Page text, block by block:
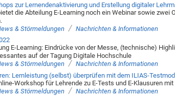
zur Lernendenaktivierung und Erstellung digitaler
die Abteilung E-Learning noch ein Webinar sowie zwei
& Störmeldungen / Nachrichten & Informationen
E-Learning: Eindrücke von der Messe, (technische)
auf der Tagung Digitale Hochschule
& Störmeldungen / Nachrichten & Informationen
Lernleistung (selbst) überprüfen mit dem ILIAS-
Workshop für Lehrende zu E-Tests und E-Klausuren mit
& Störmeldungen / Nachrichten & Informationen